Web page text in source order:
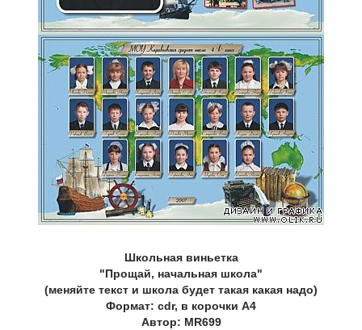
Школьная виньетка
"Прощай, начальная школа"
(меняйте текст и школа будет такая какая надо)
Формат: cdr, в корочки A4
Автор: MR699